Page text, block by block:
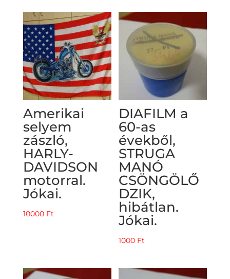
Amerikai
selyem
zászló,
HARLY-
DAVIDSON
motorral.
Jókai.
10000 Ft
DIAFILM a
60-as
évekből,
STRUGA
MANÓ
CSÖNGÖLŐ
DZIK,
hibátlan.
Jókai.
1000 Ft